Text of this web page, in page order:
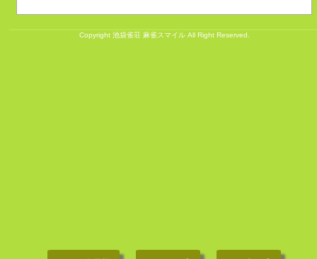
Copyright 池袋雀荘 麻雀スマイルAll Right Reserved.